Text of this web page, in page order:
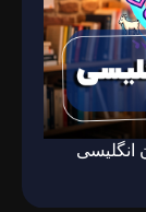
انگلیسی